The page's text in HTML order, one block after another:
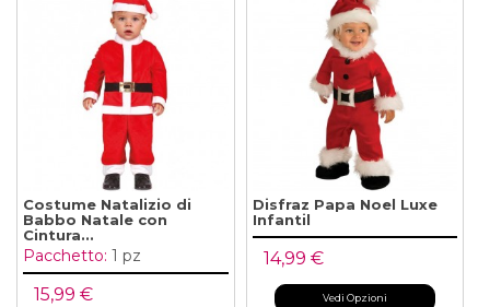
Costume Natalizio di
Babbo Natale con
Cintura...
Pacchetto: 1 pz
15,99 €
Disfraz Papa Noel Luxe
Infantil
14,99 €
Vedi Opzioni